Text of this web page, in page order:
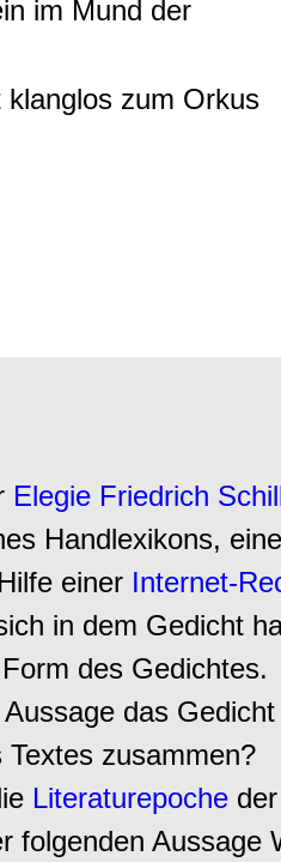
im Mund der
zum Orkus
Elegie Friedrich
Handlexikons,
einer Internet-
in dem Gedicht
des Gedichtes.
das
zusammen?
Literaturepoche der
folgenden Aussage